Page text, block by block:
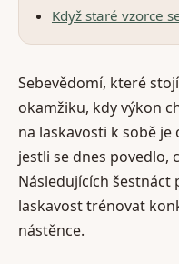
Když staré vzorce
Sebevědomí, které
okamžiku, kdy výkon
na laskavosti k sobě
jestli se dnes povedlo,
Následujících
laskavost trénovat
nástěnce.